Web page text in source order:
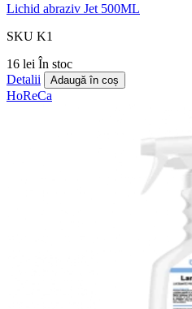
Lichid abraziv Jet 500ML
SKU K1
16 lei În stoc
Detalii
Adaugă în coș
HoReCa